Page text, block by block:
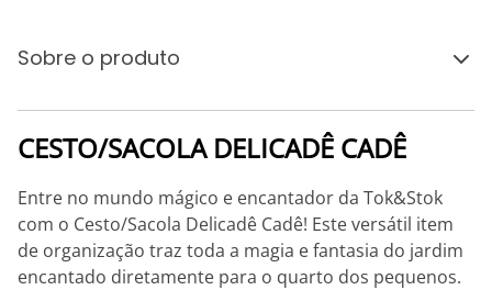
Sobre o produto
CESTO/SACOLA DELICADÊ CADÊ
Entre no mundo mágico e encantador da Tok&Stok
com o Cesto/Sacola Delicadê Cadê! Este versátil item
de organização traz toda a magia e fantasia do jardim
encantado diretamente para o quarto dos pequenos.